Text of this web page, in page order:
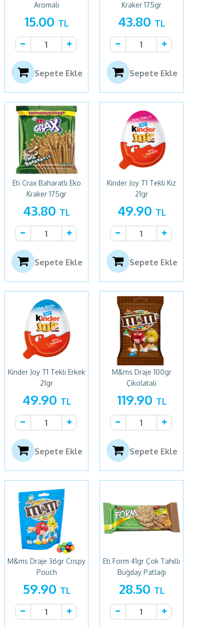
Aromalı
15.00 TL
Sepete Ekle
Kraker 175gr
43.80 TL
Sepete Ekle
Eti Crax Baharatlı Eko
Kraker 175gr
43.80 TL
Sepete Ekle
Kinder Joy T1 Tekli Kız
21gr
49.90 TL
Sepete Ekle
Kinder Joy T1 Tekli Erkek
21gr
49.90 TL
Sepete Ekle
M&ms Draje 100gr
Çikolatalı
119.90 TL
Sepete Ekle
M&ms Draje 36gr Crıspy
Pouch
59.90 TL
Eti Form 41gr Çok Tahıllı
Buğday Patlağı
28.50 TL